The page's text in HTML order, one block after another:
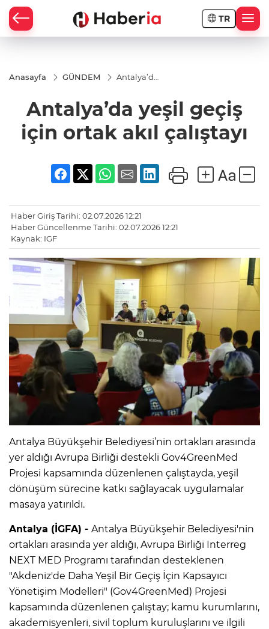
TR
Anasayfa GÜNDEM
Antalya’da
akıl
çalıştayı
Antalya’da yeşil geçiş
için ortak akıl çalıştayı
Haber Giriş Tarihi: 02.07.2026 12:21
Haber Güncellenme Tarihi: 02.07.2026 12:21
Kaynak: IGF
Antalya Büyükşehir Belediyesi’nin ortakları arasında
yer aldığı Avrupa Birliği destekli Gov4GreenMed
Projesi kapsamında düzenlenen çalıştayda, yeşil
dönüşüm sürecine katkı sağlayacak uygulamalar
masaya yatırıldı.
Antalya (İGFA) - Antalya Büyükşehir Belediyesi'nin
ortakları arasında yer aldığı, Avrupa Birliği Interreg
NEXT MED Programı tarafından desteklenen
"Akdeniz'de Daha Yeşil Bir Geçiş İçin Kapsayıcı
Yönetişim Modelleri" (Gov4GreenMed) Projesi
kapsamında düzenlenen çalıştay; kamu kurumlarını,
akademisyenleri, sivil toplum kuruluşlarını ve ilgili